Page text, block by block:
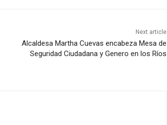
Next article
Alcaldesa Martha Cuevas encabeza Mesa de
Seguridad Ciudadana y Genero en los Ríos